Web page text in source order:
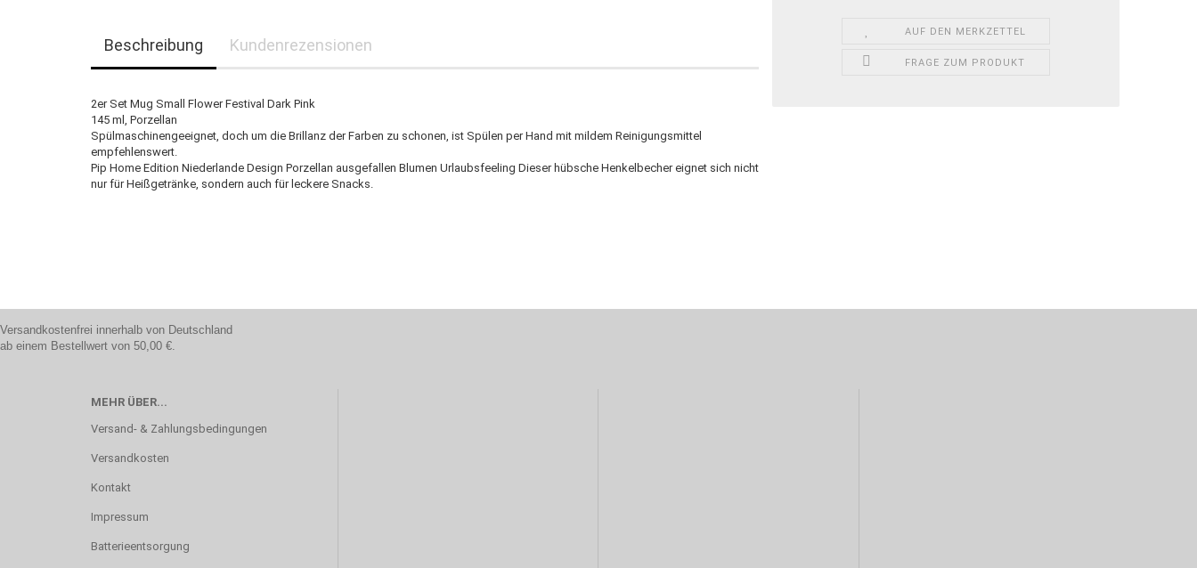
AUF DEN MERKZETTEL
FRAGE ZUM PRODUKT
Beschreibung Kundenrezensionen
2er Set Mug Small Flower Festival Dark Pink
145 ml, Porzellan
Spülmaschinengeeignet, doch um die Brillanz der Farben zu schonen, ist Spülen per Hand mit mildem Reinigungsmittel
empfehlenswert.
Pip Home Edition Niederlande Design Porzellan ausgefallen Blumen Urlaubsfeeling Dieser hübsche Henkelbecher eignet sich nicht
nur für Heißgetränke, sondern auch für leckere Snacks.
Versandkostenfrei innerhalb von Deutschland
ab einem Bestellwert von 50,00 €.
MEHR ÜBER...
Versand- & Zahlungsbedingungen
Versandkosten
Kontakt
Impressum
Batterieentsorgung